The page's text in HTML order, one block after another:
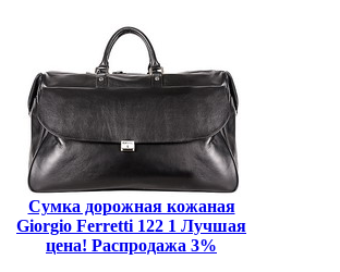
Сумка дорожная кожаная
Giorgio Ferretti 122 1 Лучшая
цена! Распродажа 3%